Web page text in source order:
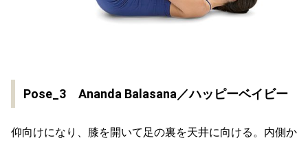
Pose_3 Ananda Balasana／ハッピーベイビー
仰向けになり、膝を開いて足の裏を天井に向ける。内側か